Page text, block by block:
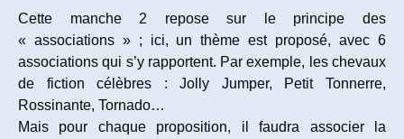
Cette manche 2 repose sur le principe des
« associations » ; ici, un thème est proposé, avec 6
associations qui s’y rapportent. Par exemple, les chevaux
de fiction célèbres : Jolly Jumper, Petit Tonnerre,
Rossinante, Tornado…
Mais pour chaque proposition, il faudra associer la